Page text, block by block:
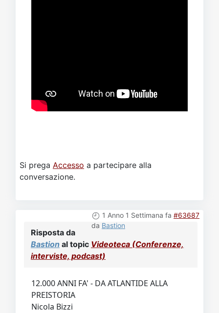
Si prega Accesso a partecipare alla
conversazione.
1 Anno 1 Settimana fa #63687
da Bastion
Risposta da
Bastion al topic Videoteca (Conferenze,
interviste, podcast)
12.000 ANNI FA' - DA ATLANTIDE ALLA
PREISTORIA
Nicola Bizzi